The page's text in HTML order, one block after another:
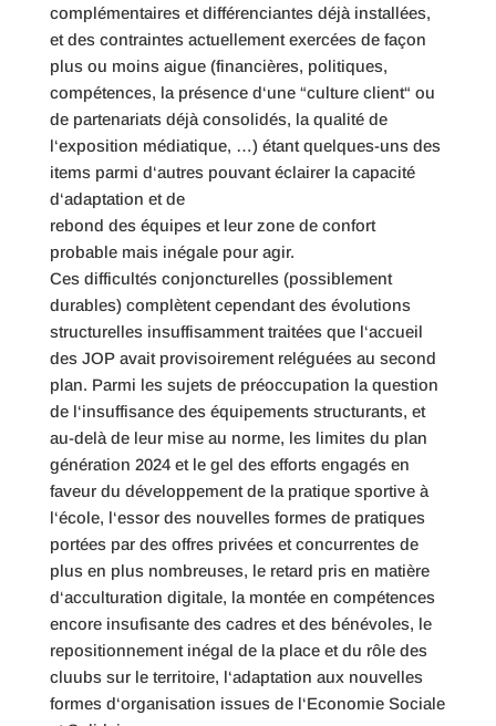
complémentaires et différenciantes déjà installées,
et des contraintes actuellement exercées de façon
plus ou moins aigue (financières, politiques,
compétences, la présence d‘une “culture client“ ou
de partenariats déjà consolidés, la qualité de
l‘exposition médiatique, …) étant quelques-uns des
items parmi d‘autres pouvant éclairer la capacité
d‘adaptation et de
rebond des équipes et leur zone de confort
probable mais inégale pour agir.
Ces difficultés conjoncturelles (possiblement
durables) complètent cependant des évolutions
structurelles insuffisamment traitées que l‘accueil
des JOP avait provisoirement reléguées au second
plan. Parmi les sujets de préoccupation la question
de l‘insuffisance des équipements structurants, et
au-delà de leur mise au norme, les limites du plan
génération 2024 et le gel des efforts engagés en
faveur du développement de la pratique sportive à
l‘école, l‘essor des nouvelles formes de pratiques
portées par des offres privées et concurrentes de
plus en plus nombreuses, le retard pris en matière
d‘acculturation digitale, la montée en compétences
encore insufisante des cadres et des bénévoles, le
repositionnement inégal de la place et du rôle des
cluubs sur le territoire, l‘adaptation aux nouvelles
formes d‘organisation issues de l‘Economie Sociale